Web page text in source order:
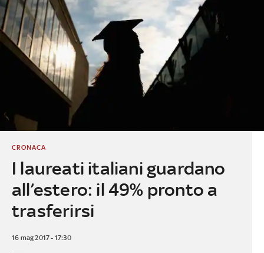
I laureati italiani guardano
all’estero: il 49% pronto a
trasferirsi
CRONACA
16 mag 2017 - 17:30